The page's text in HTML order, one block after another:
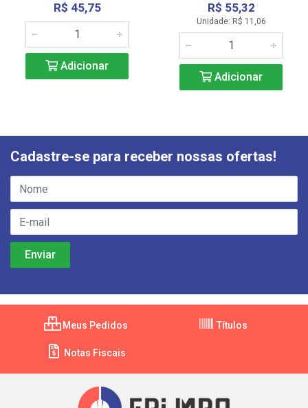
R$ 45,75
Adicionar
R$ 55,32
Unidade: R$ 11,06
Adicionar
Cadastre-se para receber nossas ofertas!
Meus Pedidos Títulos
Notas Fiscais